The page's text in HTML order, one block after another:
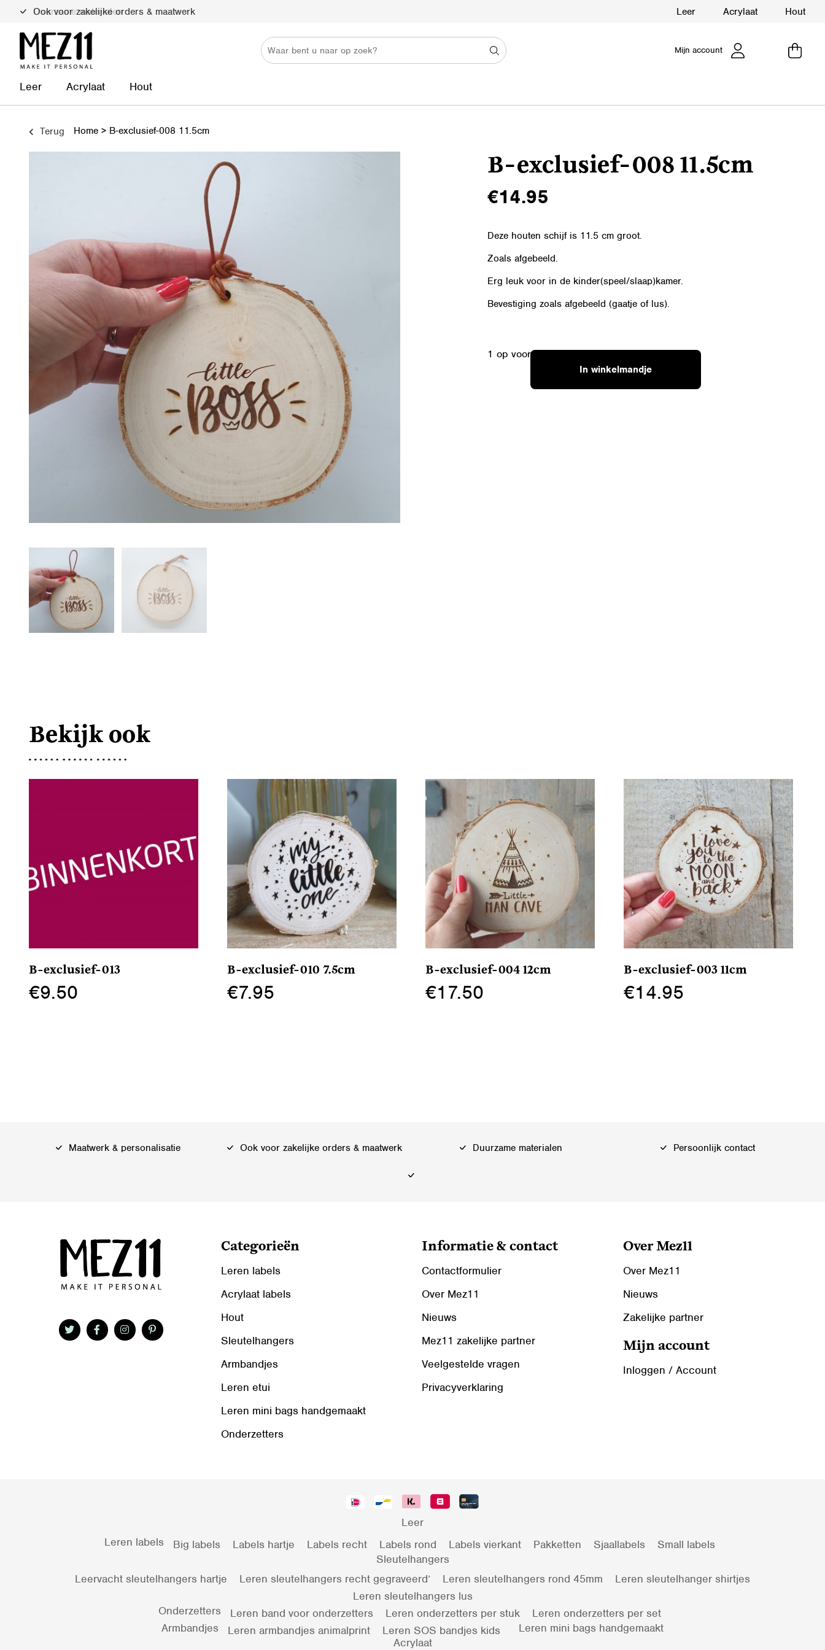
Duurzame materialen Leer Acrylaat Hout
Mijn account
Leer Acrylaat Hout
Terug Home > B-exclusief-008 11.5cm
B-exclusief-008 11.5cm
€14.95
Deze houten schijf is 11.5 cm groot.
Zoals afgebeeld.
Erg leuk voor in de kinder(speel/slaap)kamer.
Bevestiging zoals afgebeeld (gaatje of lus).
1 op voorraad
In winkelmandje
Bekijk ook
B-exclusief-013
€9.50
B-exclusief-010 7.5cm
€7.95
B-exclusief-004 12cm
€17.50
B-exclusief-003 11cm
€14.95
Maatwerk & personalisatie Ook voor zakelijke orders & maatwerk Duurzame materialen Persoonlijk contact
Categorieën
Leren labels
Acrylaat labels
Hout
Sleutelhangers
Armbandjes
Leren etui
Leren mini bags handgemaakt
Onderzetters
Informatie & contact
Contactformulier
Over Mez11
Nieuws
Mez11 zakelijke partner
Veelgestelde vragen
Privacyverklaring
Over Mez11
Over Mez11
Nieuws
Zakelijke partner
Mijn account
Inloggen / Account
Leer
Leren labels
Big labels Labels hartje Labels recht Labels rond Labels vierkant Pakketten Sjaallabels
Small labels
Sleutelhangers
Leervacht sleutelhangers hartje
Leren sleutelhangers recht gegraveerd’ Leren sleutelhangers rond 45mm
Leren sleutelhanger shirtjes
Leren sleutelhangers lus
Onderzetters
Leren band voor onderzetters Leren onderzetters per stuk
Leren onderzetters per set
Armbandjes
Leren armbandjes animalprint Leren SOS bandjes kids
Leren mini bags handgemaakt
Acrylaat